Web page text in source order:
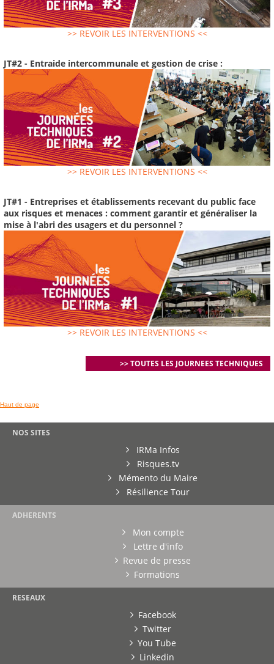
>> REVOIR LES INTERVENTIONS <<
JT#2 - Entraide intercommunale et gestion de crise :
>> REVOIR LES INTERVENTIONS <<
JT#1 - Entreprises et établissements recevant du public face
aux risques et menaces : comment garantir et généraliser la
mise à l'abri des usagers et du personnel ?
>> REVOIR LES INTERVENTIONS <<
>> TOUTES LES JOURNEES TECHNIQUES
Haut de page
NOS SITES
IRMa Infos
Risques.tv
Mémento du Maire
Résilience Tour
ADHERENTS
Mon compte
Lettre d'info
Revue de presse
Formations
RESEAUX
Facebook
Twitter
You Tube
Linkedin